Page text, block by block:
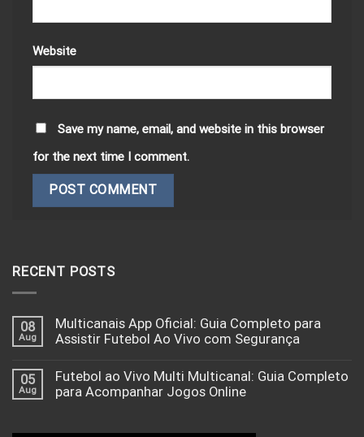
Website
Save my name, email, and website in this browser
for the next time I comment.
RECENT POSTS
08
Aug
Multicanais App Oficial: Guia Completo para
Assistir Futebol Ao Vivo com Segurança
05
Aug
Futebol ao Vivo Multi Multicanal: Guia Completo
para Acompanhar Jogos Online